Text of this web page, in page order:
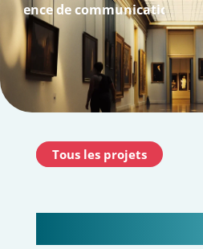
communication & agence web
Tous les projets